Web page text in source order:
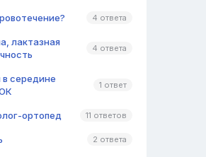
4 ответа
лактазная
4 ответа
середине
1 ответ
ортопед 11 ответов
2 ответа